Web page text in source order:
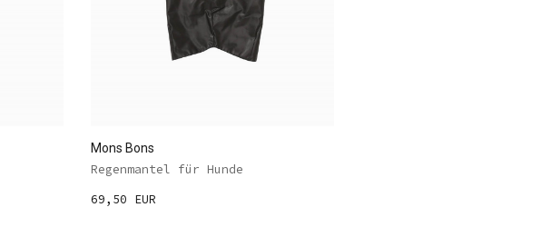
Mons Bons
Regenmantel für Hunde
69,50 EUR